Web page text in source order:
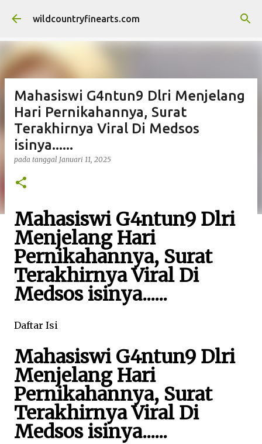
Langsung ke konten utama
wildcountryfinearts.com
Mahasiswi G4ntun9 Dlri Menjelang
Hari Pernikahannya, Surat
Terakhirnya Viral Di Medsos
isinya......
pada tanggal Januari 11, 2025
Mahasiswi G4ntun9 Dlri
Menjelang Hari
Pernikahannya, Surat
Terakhirnya Viral Di
Medsos isinya......
Daftar Isi
Mahasiswi G4ntun9 Dlri
Menjelang Hari
Pernikahannya, Surat
Terakhirnya Viral Di
Medsos isinya......